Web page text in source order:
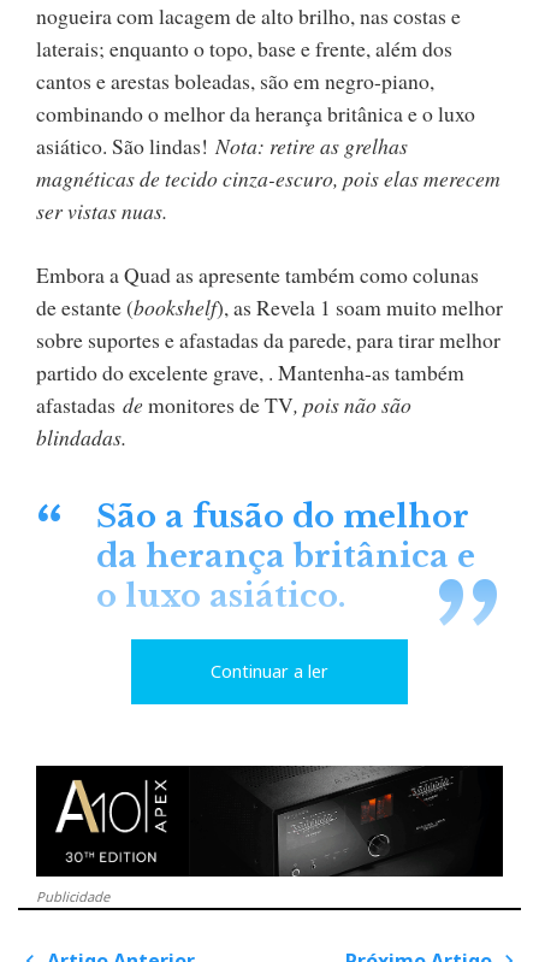
nogueira com lacagem de alto brilho, nas costas e
laterais; enquanto o topo, base e frente, além dos
cantos e arestas boleadas, são em negro-piano,
combinando o melhor da herança britânica e o luxo
asiático. São lindas!Nota: retire as grelhas
magnéticas de tecido cinza-escuro, pois elas merecem
ser vistas nuas.
Embora a Quad as apresente também como colunas
de estante (bookshelf), as Revela 1 soam muito melhor
sobre suportes e afastadas da parede, para tirar melhor
partido do excelente grave, . Mantenha-as também
afastadas demonitores de TV, pois não são
blindadas.
São a fusão do melhor
da herança britânica e
o luxo asiático.
Continuar a ler
Publicidade